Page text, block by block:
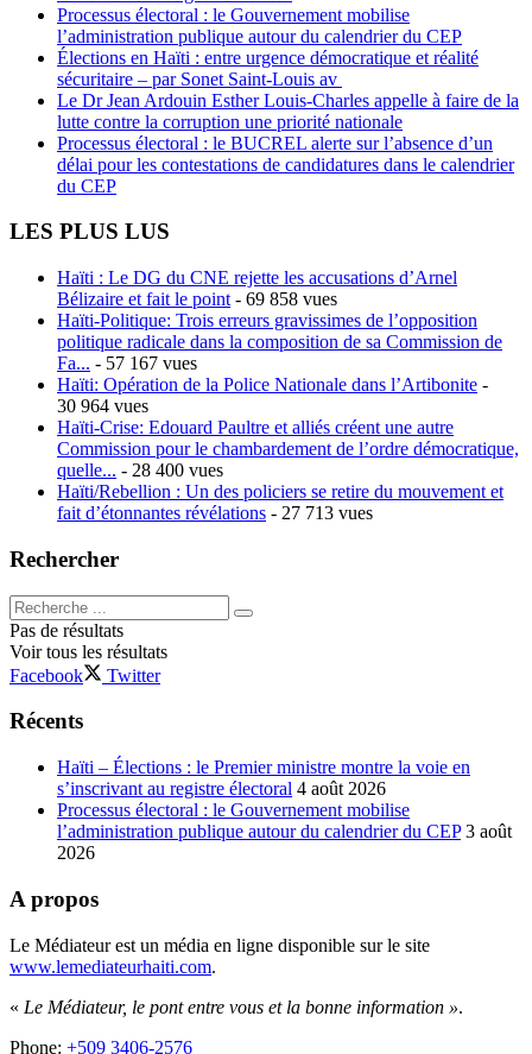
Processus électoral : le Gouvernement mobilise
l’administration publique autour du calendrier du CEP
Élections en Haïti : entre urgence démocratique et réalité
sécuritaire – par Sonet Saint-Louis av
Le Dr Jean Ardouin Esther Louis-Charles appelle à faire de la
lutte contre la corruption une priorité nationale
Processus électoral : le BUCREL alerte sur l’absence d’un
délai pour les contestations de candidatures dans le calendrier
du CEP
LES PLUS LUS
Haïti : Le DG du CNE rejette les accusations d’Arnel
Bélizaire et fait le point - 69 858 vues
Haïti-Politique: Trois erreurs gravissimes de l’opposition
politique radicale dans la composition de sa Commission de
Fa... - 57 167 vues
Haïti: Opération de la Police Nationale dans l’Artibonite -
30 964 vues
Haïti-Crise: Edouard Paultre et alliés créent une autre
Commission pour le chambardement de l’ordre démocratique,
quelle... - 28 400 vues
Haïti/Rebellion : Un des policiers se retire du mouvement et
fait d’étonnantes révélations - 27 713 vues
Rechercher
Pas de résultats
Voir tous les résultats
Facebook
Twitter
Récents
Haïti – Élections : le Premier ministre montre la voie en
s’inscrivant au registre électoral 4 août 2026
Processus électoral : le Gouvernement mobilise
l’administration publique autour du calendrier du CEP 3 août
2026
A propos
Le Médiateur est un média en ligne disponible sur le site
www.lemediateurhaiti.com.
« Le Médiateur, le pont entre vous et la bonne information ».
Phone: +509 3406-2576